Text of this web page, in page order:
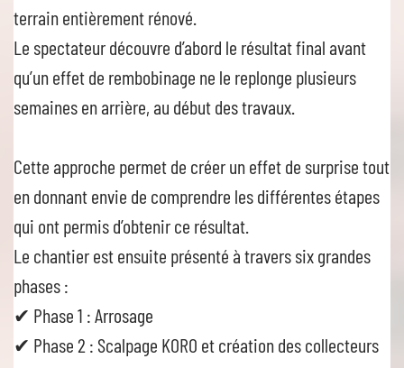
terrain entièrement rénové.
Le spectateur découvre d’abord le résultat final avant
qu’un effet de rembobinage ne le replonge plusieurs
semaines en arrière, au début des travaux.
Cette approche permet de créer un effet de surprise tout
en donnant envie de comprendre les différentes étapes
qui ont permis d’obtenir ce résultat.
Le chantier est ensuite présenté à travers six grandes
phases :
✔ Phase 1 : Arrosage
✔ Phase 2 : Scalpage KORO et création des collecteurs